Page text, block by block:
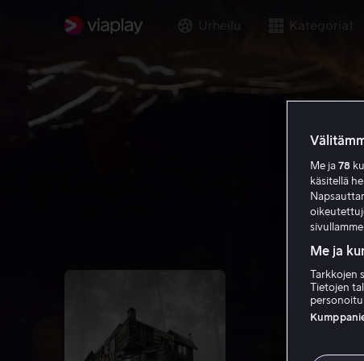
Urheilu Kategoriat
Me ja 78
käsitellä
Me ja
Tietojen